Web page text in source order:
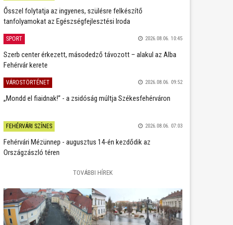
Ősszel folytatja az ingyenes, szülésre felkészítő
tanfolyamokat az Egészségfejlesztési Iroda
SPORT 2026.08.06. 10:45
Szerb center érkezett, másodedző távozott – alakul az Alba
Fehérvár kerete
VÁROSTÖRTÉNET 2026.08.06. 09:52
„Mondd el fiaidnak!” - a zsidóság múltja Székesfehérváron
FEHÉRVÁRI SZÍNES 2026.08.06. 07:03
Fehérvári Mézünnep - augusztus 14-én kezdődik az
Országzászló téren
TOVÁBBI HÍREK